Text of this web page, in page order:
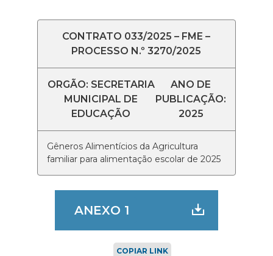
CONTRATO 033/2025 – FME –
PROCESSO N.º 3270/2025
ORGÃO: SECRETARIA
MUNICIPAL DE
EDUCAÇÃO
ANO DE
PUBLICAÇÃO:
2025
Gêneros Alimentícios da Agricultura
familiar para alimentação escolar de 2025
ANEXO 1
COPIAR LINK